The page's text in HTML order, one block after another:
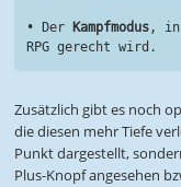
• Der Kampfmodus, in
RPG gerecht wird.
Zusätzlich gibt es noch
die diesen mehr Tiefe
Punkt dargestellt,
Plus-Knopf angesehen